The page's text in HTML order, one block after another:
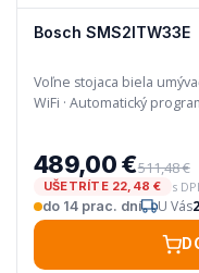
Bosch SMS2ITW33E
Voľne stojaca biela
489,00 €511,48 €
UŠETRÍTE 22,48 €
s
do 14 prac. dní
U Vás